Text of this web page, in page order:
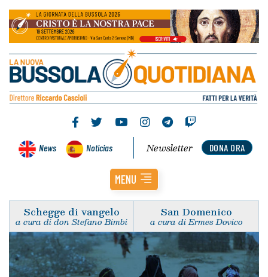
News Noticias DONA ORA
Newsletter
MENU
Schegge di vangelo
a cura di don Stefano Bimbi
San Domenico
a cura di Ermes Dovico